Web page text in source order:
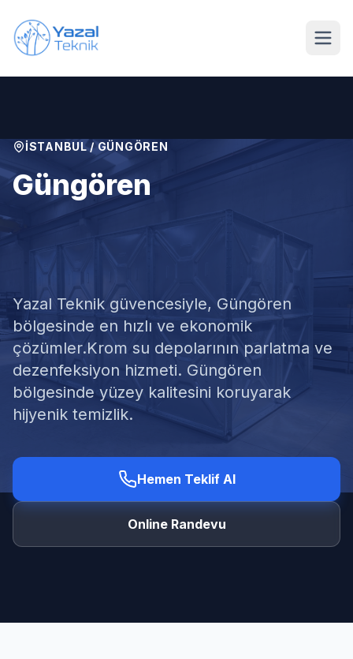
Ücretsiz Keşif Al
İSTANBUL/ GÜNGÖREN
Güngören
Krom Su Deposu
Temizliği
Yazal Teknik güvencesiyle, Güngören
bölgesinde en hızlı ve ekonomik
çözümler.Krom su depolarının parlatma ve
dezenfeksiyon hizmeti. Güngören
bölgesinde yüzey kalitesini koruyarak
hijyenik temizlik.
Hemen Teklif Al
Online Randevu